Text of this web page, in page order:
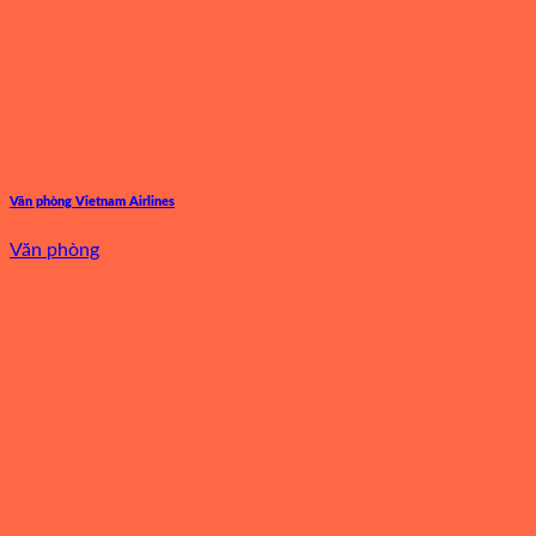
Văn phòng Vietnam Airlines
Văn phòng